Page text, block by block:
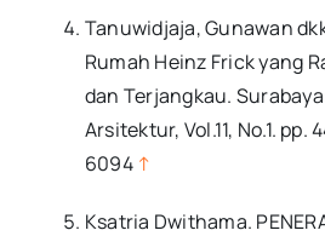
Tanuwidjaja, Gunawan
Rumah Heinz Frick yang
dan Terjangkau.
Arsitektur, Vol.11, No.1. pp.
6094 ↑
Ksatria Dwithama.